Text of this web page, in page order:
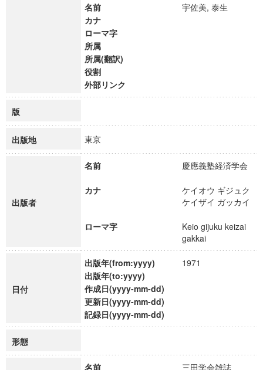
名前
宇佐美, 泰生
カナ
ローマ字
所属
所属(翻訳)
役割
外部リンク
版
出版地 東京
出版者
名前 慶應義塾経済学会
カナ
ケイオウ ギジュク
ケイザイ ガッカイ
ローマ字
Keio gijuku keizai
gakkai
日付
出版年(from:yyyy)
1971
出版年(to:yyyy)
作成日(yyyy-mm-dd)
更新日(yyyy-mm-dd)
記録日(yyyy-mm-dd)
形態
名前
三田学会雑誌